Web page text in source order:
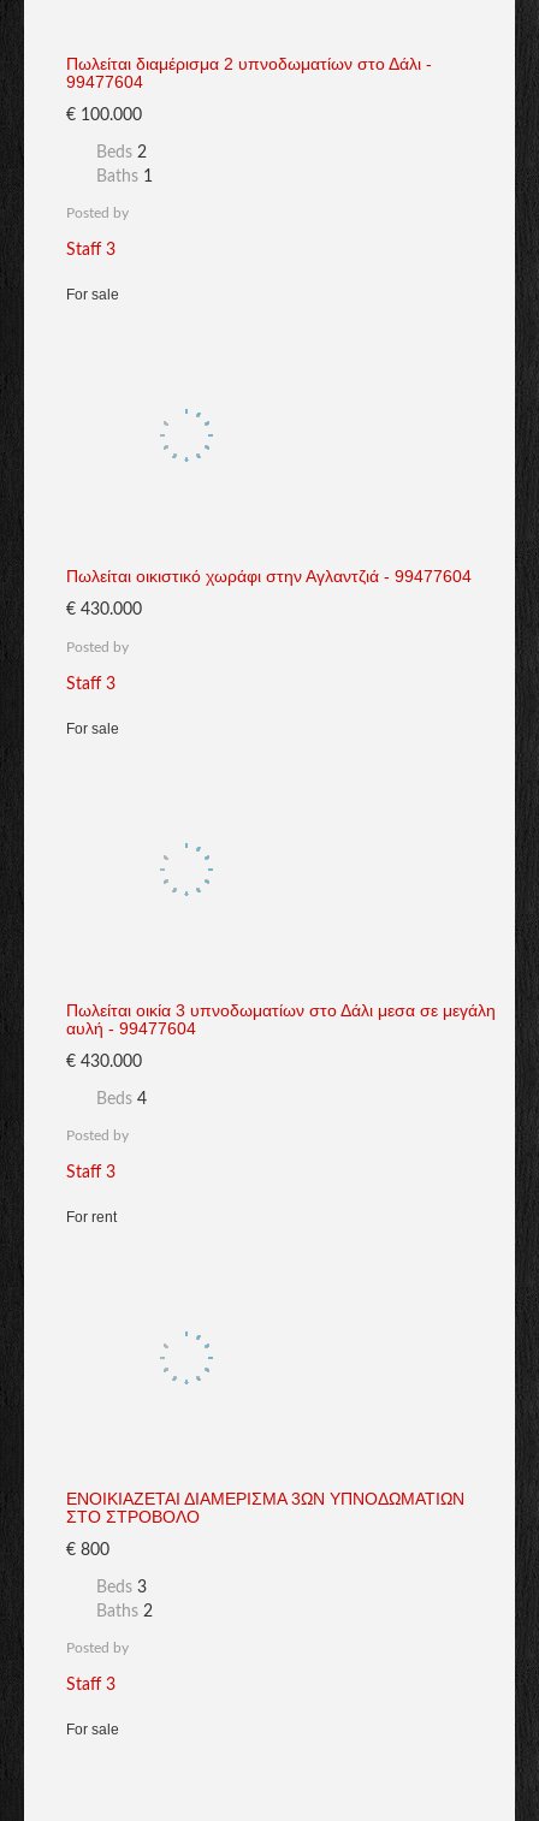
Πωλείται διαμέρισμα 2 υπνοδωματίων στο Δάλι -
99477604
€ 100.000
Beds 2
Baths 1
Posted by
Staff 3
For sale
Πωλείται οικιστικό χωράφι στην Αγλαντζιά - 99477604
€ 430.000
Posted by
Staff 3
For sale
Πωλείται οικία 3 υπνοδωματίων στο Δάλι μεσα σε μεγάλη
αυλή - 99477604
€ 430.000
Beds 4
Posted by
Staff 3
For rent
ΕΝΟΙΚΙΑΖΕΤΑΙ ΔΙΑΜΕΡΙΣΜΑ 3ΩΝ ΥΠΝΟΔΩΜΑΤΙΩΝ
ΣΤΟ ΣΤΡΟΒΟΛΟ
€ 800
Beds 3
Baths 2
Posted by
Staff 3
For sale